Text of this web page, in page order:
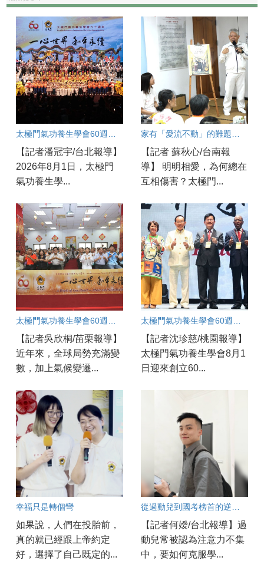
【記者潘冠宇/台北報導】
2026年8月1日，太極門
氣功養生學...
【記者 蘇秋心/台南報
導】 明明相愛，為何總在
互相傷害？太極門...
【記者吳欣桐/苗栗報導】
近年來，全球局勢充滿變
數，加上氣候變遷...
【記者沈珍慈/桃園報導】
太極門氣功養生學會8月1
日迎來創立60...
幸福只是轉個彎
如果說，人們在投胎前，
真的就已經跟上帝約定
好，選擇了自己既定的...
從過動兒到國考榜首的逆襲秘訣
【記者何嬡/台北報導】過
動兒常被認為注意力不集
中，要如何克服學...